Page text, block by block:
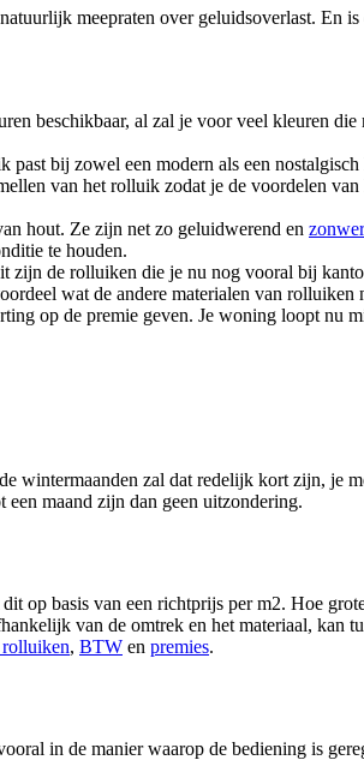
meepraten over geluidsoverlast. En
beschikbaar, al zal je voor veel kleuren die
bij zowel een modern als een
van het rolluik zodat je de voordelen van
hout. Ze zijn net zo geluidwerend en
te houden.
zijn de rolluiken die je nu nog vooral bij
wat de andere materialen van rolluiken
op de premie geven. Je woning loopt nu
wintermaanden zal dat redelijk kort zijn, je
maand zijn dan geen uitzondering.
op basis van een richtprijs per m2. Hoe
van de omtrek en het materiaal, kan
, BTW en premies.
in de manier waarop de bediening is